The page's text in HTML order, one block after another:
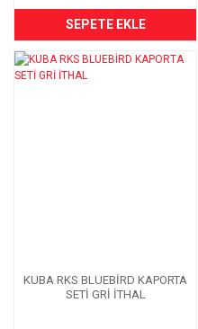
SEPETE EKLE
KUBA RKS BLUEBİRD KAPORTA
SETİ GRİ İTHAL